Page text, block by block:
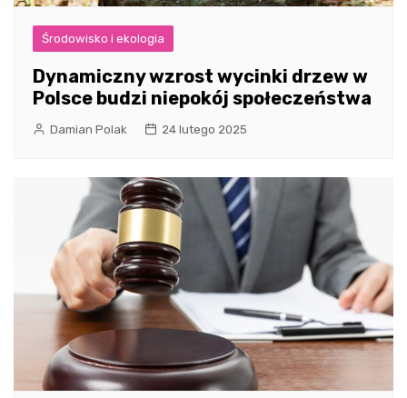
Środowisko i ekologia
Dynamiczny wzrost wycinki drzew w
Polsce budzi niepokój społeczeństwa
Damian Polak 24 lutego 2025